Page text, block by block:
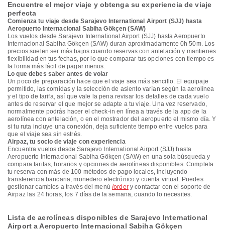
Encuentre el mejor viaje y obtenga su experiencia de viaje
perfecta
Comienza tu viaje desde Sarajevo International Airport (SJJ) hasta
Aeropuerto Internacional Sabiha Gökçen (SAW)
Los vuelos desde Sarajevo International Airport (SJJ) hasta Aeropuerto
Internacional Sabiha Gökçen (SAW) duran aproximadamente 0h 50m. Los
precios suelen ser más bajos cuando reservas con antelación y mantienes
flexibilidad en tus fechas, por lo que comparar tus opciones con tiempo es
la forma más fácil de pagar menos.
Lo que debes saber antes de volar
Un poco de preparación hace que el viaje sea más sencillo. El equipaje
permitido, las comidas y la selección de asiento varían según la aerolínea
y el tipo de tarifa, así que vale la pena revisar los detalles de cada vuelo
antes de reservar el que mejor se adapte a tu viaje. Una vez reservado,
normalmente podrás hacer el check-in en línea a través de la app de la
aerolínea con antelación, o en el mostrador del aeropuerto el mismo día. Y
si tu ruta incluye una conexión, deja suficiente tiempo entre vuelos para
que el viaje sea sin estrés.
Airpaz, tu socio de viaje con experiencia
Encuentra vuelos desde Sarajevo International Airport (SJJ) hasta
Aeropuerto Internacional Sabiha Gökçen (SAW) en una sola búsqueda y
compara tarifas, horarios y opciones de aerolíneas disponibles. Completa
tu reserva con más de 100 métodos de pago locales, incluyendo
transferencia bancaria, monedero electrónico y cuenta virtual. Puedes
gestionar cambios a través del menú/ordery contactar con el soporte de
Airpaz las 24 horas, los 7 días de la semana, cuando lo necesites.
Lista de aerolíneas disponibles de Sarajevo International
Airport a Aeropuerto Internacional Sabiha Gökçen